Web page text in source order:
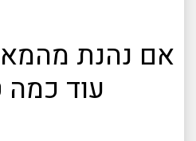
אם נהנת
עוד כמה